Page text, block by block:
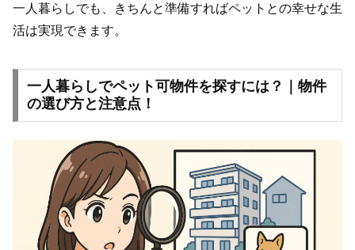
一人暮らしでも、きちんと準備すればペットとの幸せな生
活は実現できます。
一人暮らしでペット可物件を探すには？｜物件
の選び方と注意点！